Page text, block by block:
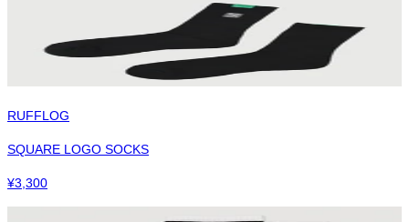
RUFFLOG
SQUARE LOGO SOCKS
¥3,300